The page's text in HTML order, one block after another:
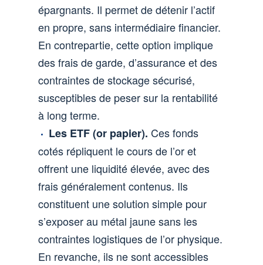
épargnants. Il permet de détenir l’actif
en propre, sans intermédiaire financier.
En contrepartie, cette option implique
des frais de garde, d’assurance et des
contraintes de stockage sécurisé,
susceptibles de peser sur la rentabilité
à long terme.
Les ETF (or papier). Ces fonds
cotés répliquent le cours de l’or et
offrent une liquidité élevée, avec des
frais généralement contenus. Ils
constituent une solution simple pour
s’exposer au métal jaune sans les
contraintes logistiques de l’or physique.
En revanche, ils ne sont accessibles